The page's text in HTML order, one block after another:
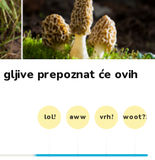
gljive prepoznat će ovih
lol! aww vrh! woot?!